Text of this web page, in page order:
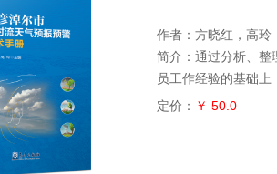
作者：方晓红，高玲
简介：通过分析、
员工作经验的基础上
本书的主要内容包括
定价： ￥ 50.0